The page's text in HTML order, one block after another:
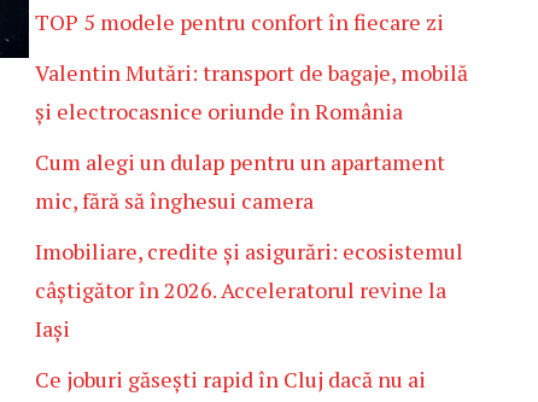
TOP 5 modele pentru confort în fiecare zi
Valentin Mutări: transport de bagaje, mobilă
și electrocasnice oriunde în România
Cum alegi un dulap pentru un apartament
mic, fără să înghesui camera
Imobiliare, credite și asigurări: ecosistemul
câștigător în 2026. Acceleratorul revine la
Iași
Ce joburi găsești rapid în Cluj dacă nu ai